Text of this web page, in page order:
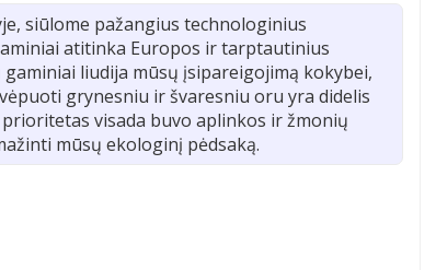
siūlome pažangius technologinius
atitinka Europos ir tarptautinius
liudija mūsų įsipareigojimą kokybei,
grynesniu ir švaresniu oru yra didelis
visada buvo aplinkos ir žmonių
mūsų ekologinį pėdsaką.